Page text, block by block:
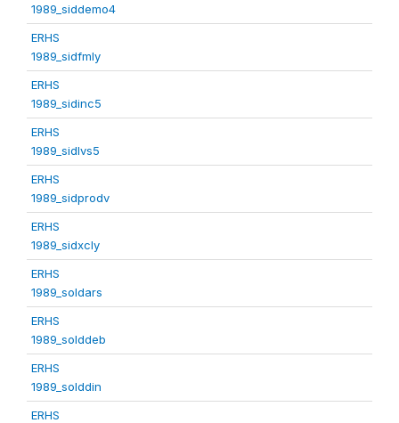
1989_siddemo4
ERHS
1989_sidfmly
ERHS
1989_sidinc5
ERHS
1989_sidlvs5
ERHS
1989_sidprodv
ERHS
1989_sidxcly
ERHS
1989_soldars
ERHS
1989_solddeb
ERHS
1989_solddin
ERHS